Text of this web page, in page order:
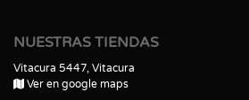
NUESTRAS TIENDAS
Vitacura 5447, Vitacura
Ver en google maps